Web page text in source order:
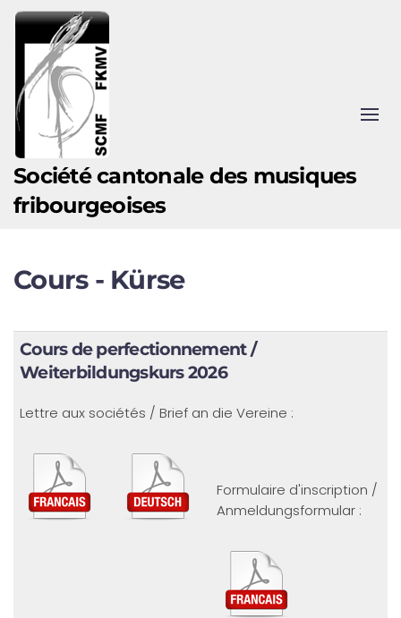
Accéder au contenu principal
Société cantonale des musiques
fribourgeoises
Cours - Kürse
Cours de perfectionnement /
Weiterbildungskurs 2026
Lettre aux sociétés / Brief an die Vereine :
Formulaire d'inscription /
Anmeldungsformular :